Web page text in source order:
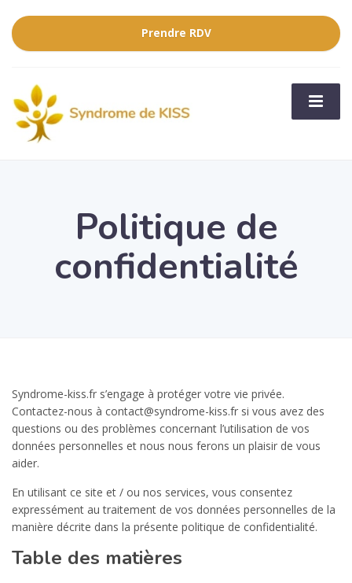
Prendre RDV
Politique de
confidentialité
Syndrome-kiss.fr s’engage à protéger votre vie privée.
Contactez-nous à contact@syndrome-kiss.fr si vous avez des
questions ou des problèmes concernant l’utilisation de vos
données personnelles et nous nous ferons un plaisir de vous
aider.
En utilisant ce site et / ou nos services, vous consentez
expressément au traitement de vos données personnelles de la
manière décrite dans la présente politique de confidentialité.
Table des matières